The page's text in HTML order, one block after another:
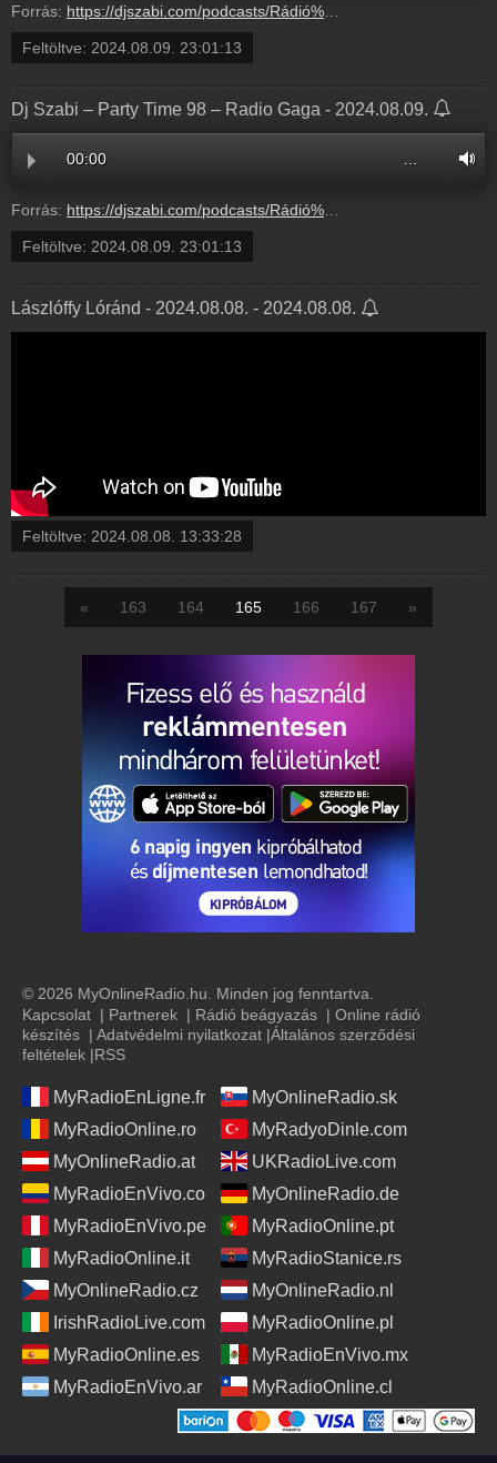
Forrás: https://djszabi.com/podcasts/Rádió%20GaGa%20Party%20Time%20-%2098.mp3
Feltöltve: 2024.08.09. 23:01:13
Dj Szabi – Party Time 98 – Radio Gaga - 2024.08.09.
00:00 …
Forrás: https://djszabi.com/podcasts/Rádió%20GaGa%20Party%20Time%20-%2098.mp3
Feltöltve: 2024.08.09. 23:01:13
Lászlóffy Lóránd - 2024.08.08. - 2024.08.08.
Feltöltve: 2024.08.08. 13:33:28
« 163 164 165 166 167 »
© 2026 MyOnlineRadio.hu. Minden jog fenntartva.
Kapcsolat | Partnerek | Rádió beágyazás | Online rádió
készítés | Adatvédelmi nyilatkozat |Általános szerződési
feltételek |RSS
MyRadioEnLigne.fr
MyOnlineRadio.sk
MyRadioOnline.ro
MyRadyoDinle.com
MyOnlineRadio.at
UKRadioLive.com
MyRadioEnVivo.co
MyOnlineRadio.de
MyRadioEnVivo.pe
MyRadioOnline.pt
MyRadioOnline.it
MyRadioStanice.rs
MyOnlineRadio.cz
MyOnlineRadio.nl
IrishRadioLive.com
MyRadioOnline.pl
MyRadioOnline.es
MyRadioEnVivo.mx
MyRadioEnVivo.ar
MyRadioOnline.cl